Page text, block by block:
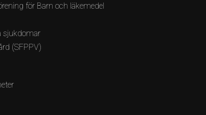
för Barn och läkemedel
sjukdomar
(SFPPV)